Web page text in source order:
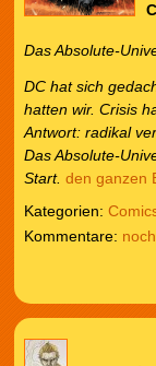
Das Absolute-
DC hat sich
hatten wir. Crisis
Antwort: radikal
Das Absolute-
Start. den ganzen
Kategorien: